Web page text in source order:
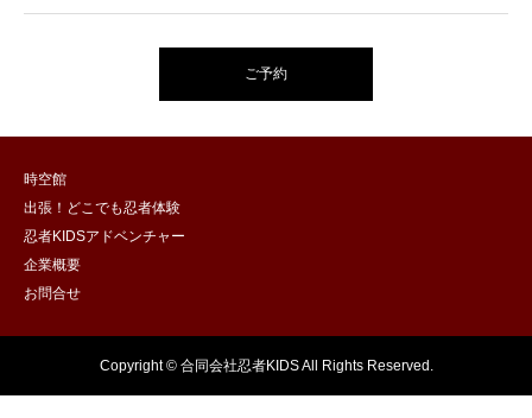
ご予約
時空館
出張！どこでも忍者体験
忍者KIDSアドベンチャー
企業概要
お問合せ
Copyright © 合同会社忍者KIDS All Rights Reserved.